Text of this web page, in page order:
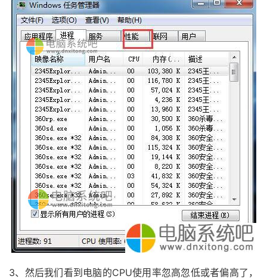
3、然后我们看到电脑的CPU使用率忽高忽低或者偏高了，